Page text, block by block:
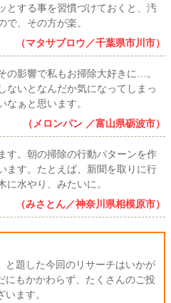
とする事を習慣づけておくと、汚
で、その方が楽。
（マタサブロウ／千葉県市川市）
の影響で私もお掃除大好きに…。
ないとなんだか気になってしまっ
なぁと思います。
（メロンパン ／富山県砺波市）
す。朝の掃除の行動パターンを作
ます。たとえば、新聞を取りに行
水やり、みたいに。
（みさとん／神奈川県相模原市）
と題した今回のリサーチはいかが
もかかわらず、たくさんのご投
ます。